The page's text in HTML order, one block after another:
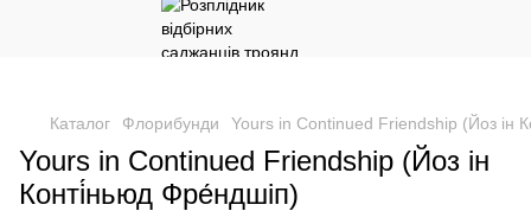
Каталог Флорибунди Yours in Continued Friendship (Йоз ін
Yours in Continued Friendship (Йоз ін
Конті́ньюд Фре́ндшіп)